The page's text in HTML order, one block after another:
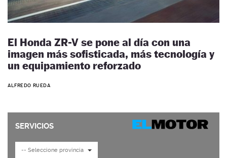
El Honda ZR-V se pone al día con una
imagen más sofisticada, más tecnología y
un equipamiento reforzado
ALFREDO RUEDA